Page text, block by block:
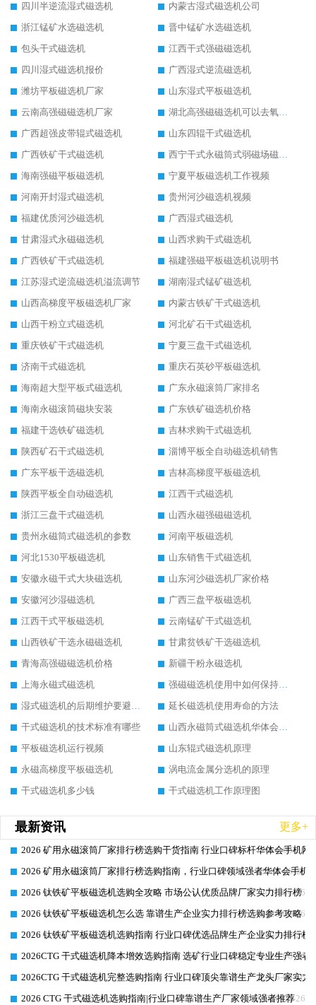
四川半逆流湿式磁选机
内蒙古湿式磁选机公司
浙江锰矿水选磁选机
晋中锰矿水选磁选机
包头干式磁选机
江西干式强磁磁选机
四川湿式磁选机报价
广西湿式逆流磁选机
潍坊平板磁选机厂家
山东湿式平板磁选机
云南高强磁磁选机厂家
湖北高强磁磁选机可以去氧化铝
广西超强皮带辊式磁选机
山东四辊干式磁选机
广西铁矿干式磁选机
西宁干式永磁筒式弱磁场磁选机结构图
海南强磁平板磁选机
宁夏平板磁选机工作视频
河南开封湿式磁选机
贵州河沙磁选机视频
福建优质河沙磁选机
广西湿式磁选机
甘肃湿式永磁磁选机
山西求购干式磁选机
广西铁矿干式磁选机
福建强磁平板磁选机说明书
江苏湿式逆流磁选机溢流调节
湖南湿式锰矿磁选机
山西高梯度平板磁选机厂家
内蒙古铁矿干式磁选机
山西干粉立式磁选机
河北矿石干式磁选机
重庆铁矿干式磁选机
宁夏三盘干式磁选机
济南干式磁选机
重庆石英砂平板磁选机
海南超大型平板式磁选机
广东永磁滚筒厂家排名
海南永磁滚筒磁块安装
广东铁矿磁选机价格
福建干选铁矿磁选机
吉林求购干式磁选机
陕西矿石干式磁选机
淄博平板全自动磁选机销售
广东平板干选磁选机
吉林高梯度平板磁选机
陕西平板全自动磁选机
江西干式磁选机
浙江三盘干式磁选机
山西永磁强磁磁选机
贵州永磁筒式磁选机的参数
河南平板磁选机
河北1530平板磁选机
山东销售干式磁选机
安徽永磁干式大块磁选机
山东河沙磁选机厂家价格
安徽河沙湿磁选机
广西三盘平板磁选机
江西干式平板磁选机
云南锰矿干式磁选机
山西铁矿干选永磁磁选机
甘肃贫铁矿干选磁选机
青海高强磁磁选机价格
新疆干粉永磁选机
上海永磁式磁选机
强磁磁选机使用中如何保持其顺畅运行
湿式磁选机的后期维护要避开哪些坑
延长磁选机使用寿命的方法
干式磁选机的技术标准有哪些
山西永磁筒式磁选机华体会手机网页版-华体会(中国)
平板磁选机运行视频
山东辊式磁选机原理
永磁高梯度平板磁选机
涡电流金属分选机的原理
干式磁选机多少钱
干式磁选机工作原理图
最新资讯 更多+
2026-06-26
2026 矿用永磁滚筒厂家排行榜选购干货指南 行业口碑标杆华体会手机网
2026-06-26
2026 矿用永磁滚筒厂家排行榜选购指南，行业口碑领域强者华体会手机
2026-06-26
2026 钛铁矿平板磁选机选购全攻略 市场公认优质品牌厂家实力排行榜
2026-06-26
2026 钛铁矿平板磁选机怎么选 靠谱生产企业实力排行榜选购参考攻略
2026-06-26
2026 钛铁矿平板磁选机选购指南 行业口碑优选品牌生产企业实力排行榜
2026-06-26
2026CTG 干式磁选机降本增效选购指南 选矿行业口碑稳定专业生产强者
2026-06-26
2026CTG 干式磁选机完整选购指南 行业口碑顶尖靠谱生产龙头厂家实力
2026-06-26
2026 CTG 干式磁选机选购指南|行业口碑靠谱生产厂家领域强者推荐